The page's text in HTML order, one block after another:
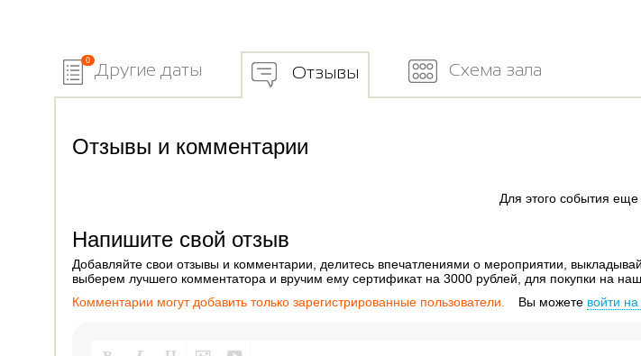
0 Другие даты Отзывы Схема зала
Отзывы и комментарии
Для этого события еще
Напишите свой отзыв
Добавляйте свои отзывы и комментарии, делитесь впечатлениями о мероприятии,
выберем лучшего комментатора и вручим ему сертификат на 3000 рублей, для покупки на
Комментарии могут добавить только зарегистрированные пользователи.
Вы можете войти на